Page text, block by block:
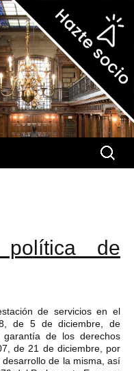
Buscar:
de
de servicios en el
de 5 de diciembre, de
garantía de los derechos
de 21 de diciembre, por
de la misma, así